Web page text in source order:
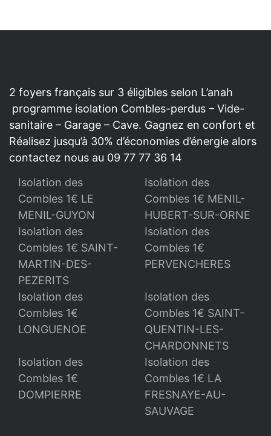
2 foyers français sur 3 éligibles selon L’anah
programme isolation Combles-perdus – Vide-
sanitaire – Garage – Cave. Gagnez en confort et
Réalisez jusqu’à 30% d’économies d’énergie alors
contactez nous au 09 77 77 36 14
Isolation des
Combles 1€ LE
MENIL-GUYON
Isolation des
Combles 1€ MENIL-
HUBERT-SUR-ORNE
Isolation des
Combles 1€ SAINT-
MARTIN-DES-
PEZERITS
Isolation des
Combles 1€
PERVENCHERES
Isolation des
Combles 1€
LONGUENOE
Isolation des
Combles 1€ SAINT-
QUENTIN-LES-
CHARDONNETS
Isolation des
Combles 1€
DOMPIERRE
Isolation des
Combles 1€ LA
FRESNAYE-AU-
SAUVAGE